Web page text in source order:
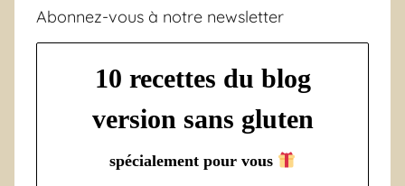
Abonnez-vous à notre newsletter
10 recettes du blog
version sans gluten
spécialement pour vous